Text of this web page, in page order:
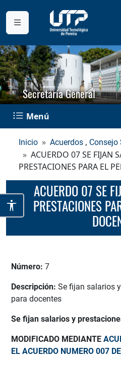
Secretaría General
Menú
Inicio Acuerdos , Consejo
ACUERDO 07 SE FIJAN
PRESTACIONES PARA EL
ACUERDO 07 SE FIJAN SALARIOS Y
PRESTACIONES
Número: 7
Descripción: Se fijan salarios
para docentes
Se fijan salarios y
MODIFICADO MEDIANTE
EL ACUERDO NUMERO 007